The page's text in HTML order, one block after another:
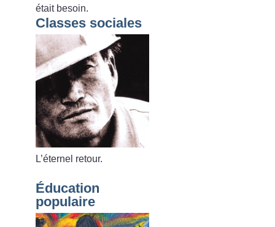
était besoin.
Classes sociales
L’éternel retour.
Éducation
populaire